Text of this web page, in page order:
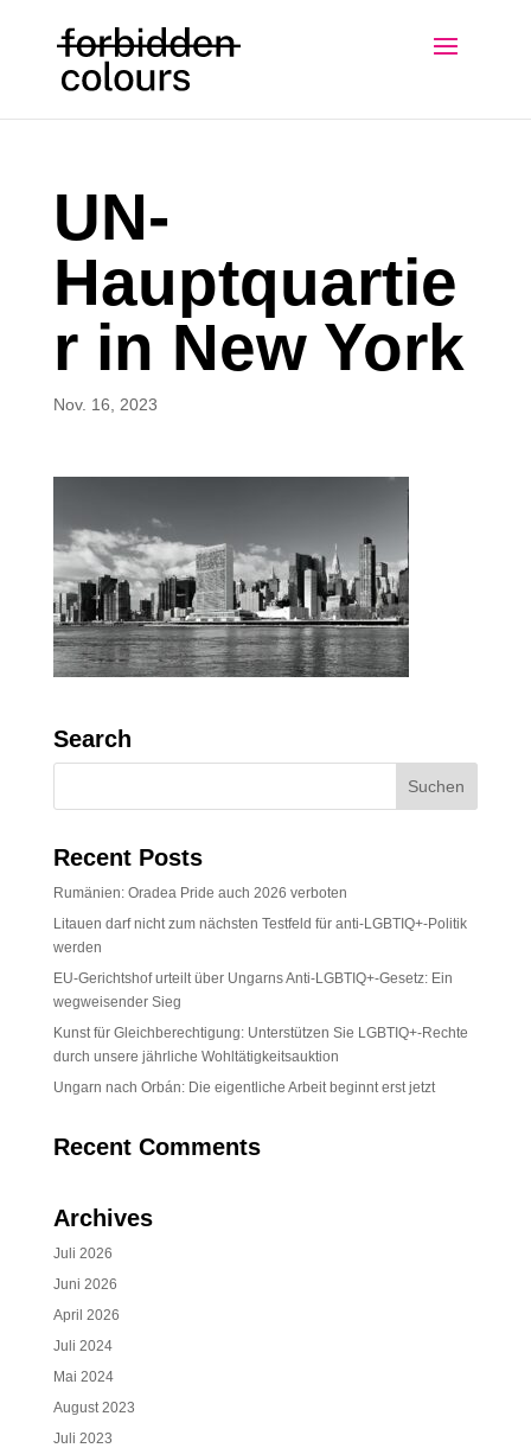
UN-
Hauptquartie
r in New York
Nov. 16, 2023
Search
Recent Posts
Rumänien: Oradea Pride auch 2026 verboten
Litauen darf nicht zum nächsten Testfeld für anti-LGBTIQ+-Politik
werden
EU-Gerichtshof urteilt über Ungarns Anti-LGBTIQ+-Gesetz: Ein
wegweisender Sieg
Kunst für Gleichberechtigung: Unterstützen Sie LGBTIQ+-Rechte
durch unsere jährliche Wohltätigkeitsauktion
Ungarn nach Orbán: Die eigentliche Arbeit beginnt erst jetzt
Recent Comments
Archives
Juli 2026
Juni 2026
April 2026
Juli 2024
Mai 2024
August 2023
Juli 2023